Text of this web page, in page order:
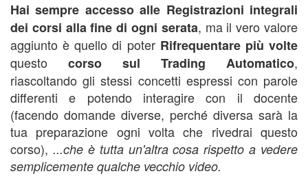
Hai sempre accesso alle Registrazioni integrali
dei corsi alla fine di ogni serata, ma il vero valore
aggiunto è quello di poter Rifrequentare più volte
questo corso sul Trading Automatico,
riascoltando gli stessi concetti espressi con parole
differenti e potendo interagire con il docente
(facendo domande diverse, perché diversa sarà la
tua preparazione ogni volta che rivedrai questo
corso), ...che è tutta un'altra cosa rispetto a vedere
semplicemente qualche vecchio video.